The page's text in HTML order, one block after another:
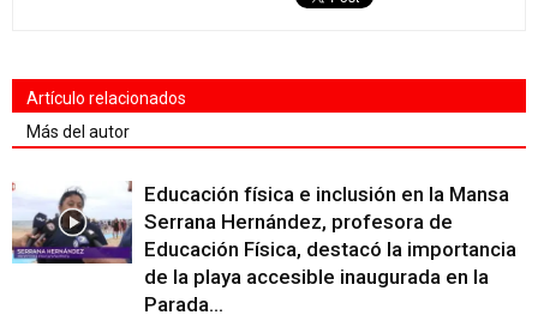
Artículo relacionados
Más del autor
Educación física e inclusión en la Mansa
Serrana Hernández, profesora de
Educación Física, destacó la importancia
de la playa accesible inaugurada en la
Parada...